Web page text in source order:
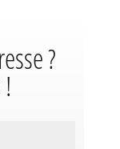
?
!